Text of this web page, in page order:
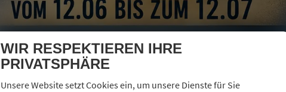
2-Emissionen:143,00 g/km
WIR RESPEKTIEREN IHRE
PRIVATSPHÄRE
Unsere Website setzt Cookies ein, um unsere Dienste für Sie